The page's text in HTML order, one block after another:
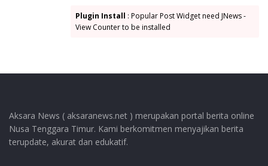
Plugin Install : Popular Post Widget need JNews -
View Counter to be installed
Aksara News ( aksaranews.net ) merupakan portal berita online
Nusa Tenggara Timur. Kami berkomitmen menyajikan berita
terupdate, akurat dan edukatif.